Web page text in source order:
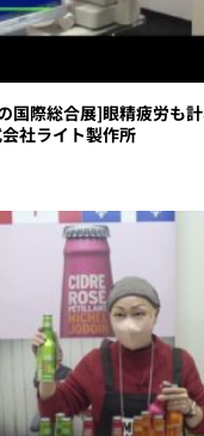
国際総合展]眼精疲労も
社ライト製作所